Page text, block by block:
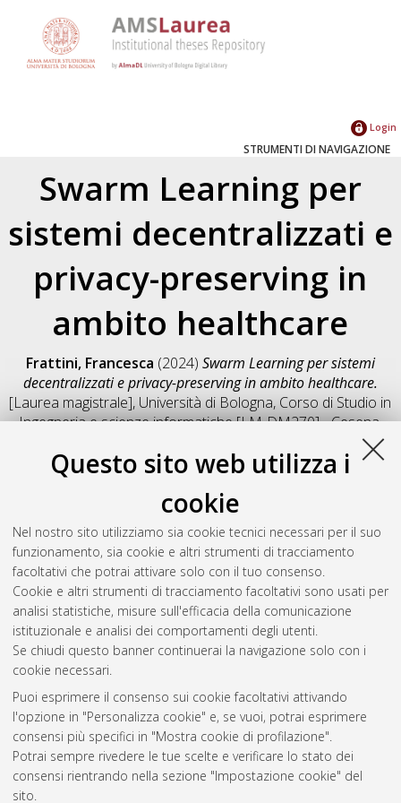
Questo sito web utilizza i
cookie
Nel nostro sito utilizziamo sia cookie tecnici necessari per il suo
funzionamento, sia cookie e altri strumenti di tracciamento
facoltativi che potrai attivare solo con il tuo consenso.
Cookie e altri strumenti di tracciamento facoltativi sono usati per
analisi statistiche, misure sull'efficacia della comunicazione
istituzionale e analisi dei comportamenti degli utenti.
Se chiudi questo banner continuerai la navigazione solo con i
cookie necessari.
Puoi esprimere il consenso sui cookie facoltativi attivando
l'opzione in "Personalizza cookie" e, se vuoi, potrai esprimere
consensi più specifici in "Mostra cookie di profilazione".
Potrai sempre rivedere le tue scelte e verificare lo stato dei
consensi rientrando nella sezione "Impostazione cookie" del
sito.
Login
STRUMENTI DI NAVIGAZIONE
Swarm Learning per
sistemi decentralizzati e
privacy-preserving in
ambito healthcare
Frattini, Francesca (2024) Swarm Learning per sistemi
decentralizzati e privacy-preserving in ambito healthcare.
[Laurea magistrale], Università di Bologna, Corso di Studio in
Ingegneria e scienze informatiche [LM-DM270] - Cesena,
Salva citazione
Condividi
Il full-text non è disponibile per scelta dell'autore. (
Abstract
Altri metadati
Gestione del documento:
Atom
Rss 1.0
Rss 2.0